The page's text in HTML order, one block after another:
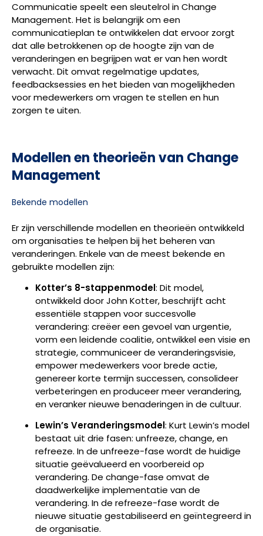
Communicatie speelt een sleutelrol in Change
Management. Het is belangrijk om een
communicatieplan te ontwikkelen dat ervoor zorgt
dat alle betrokkenen op de hoogte zijn van de
veranderingen en begrijpen wat er van hen wordt
verwacht. Dit omvat regelmatige updates,
feedbacksessies en het bieden van mogelijkheden
voor medewerkers om vragen te stellen en hun
zorgen te uiten.
Modellen en theorieën van Change
Management
Bekende modellen
Er zijn verschillende modellen en theorieën ontwikkeld
om organisaties te helpen bij het beheren van
veranderingen. Enkele van de meest bekende en
gebruikte modellen zijn:
Kotter’s 8-stappenmodel: Dit model,
ontwikkeld door John Kotter, beschrijft acht
essentiële stappen voor succesvolle
verandering: creëer een gevoel van urgentie,
vorm een leidende coalitie, ontwikkel een visie en
strategie, communiceer de veranderingsvisie,
empower medewerkers voor brede actie,
genereer korte termijn successen, consolideer
verbeteringen en produceer meer verandering,
en veranker nieuwe benaderingen in de cultuur.
Lewin’s Veranderingsmodel: Kurt Lewin’s model
bestaat uit drie fasen: unfreeze, change, en
refreeze. In de unfreeze-fase wordt de huidige
situatie geëvalueerd en voorbereid op
verandering. De change-fase omvat de
daadwerkelijke implementatie van de
verandering. In de refreeze-fase wordt de
nieuwe situatie gestabiliseerd en geïntegreerd in
de organisatie.